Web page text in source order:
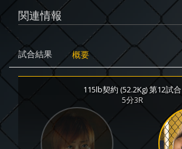
関連情報
試合結果 概要
115lb契約 (52.2Kg) 第12試合
5分3R